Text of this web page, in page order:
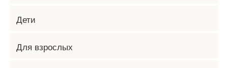
Дети
Для взрослых